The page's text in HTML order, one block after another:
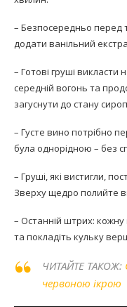
– Безпосередньо перед
додати ванільний
– Готові груші викласти
середній вогонь та
загуснути до стану
– Густе вино потрібно
була однорідною – без
– Груші, які вистигли,
Зверху щедро полийте
– Останній штрих: кожну
та покладіть кульку
ЧИТАЙТЕ ТАКОЖ:
червоною ікрою